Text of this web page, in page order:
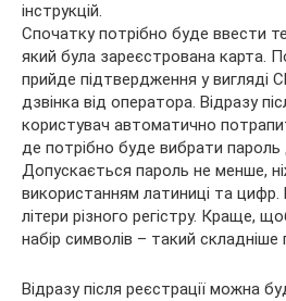
інструкцій.
Спочатку потрібно буде ввести
який була зареєстрована карта.
прийде підтвердження у вигляді
дзвінка від оператора. Відразу
користувач автоматично
де потрібно буде вибрати
Допускається пароль не менше,
використанням латиниці та
літери різного регістру. Краще,
набір символів – такий складніше
Відразу після реєстрації можна